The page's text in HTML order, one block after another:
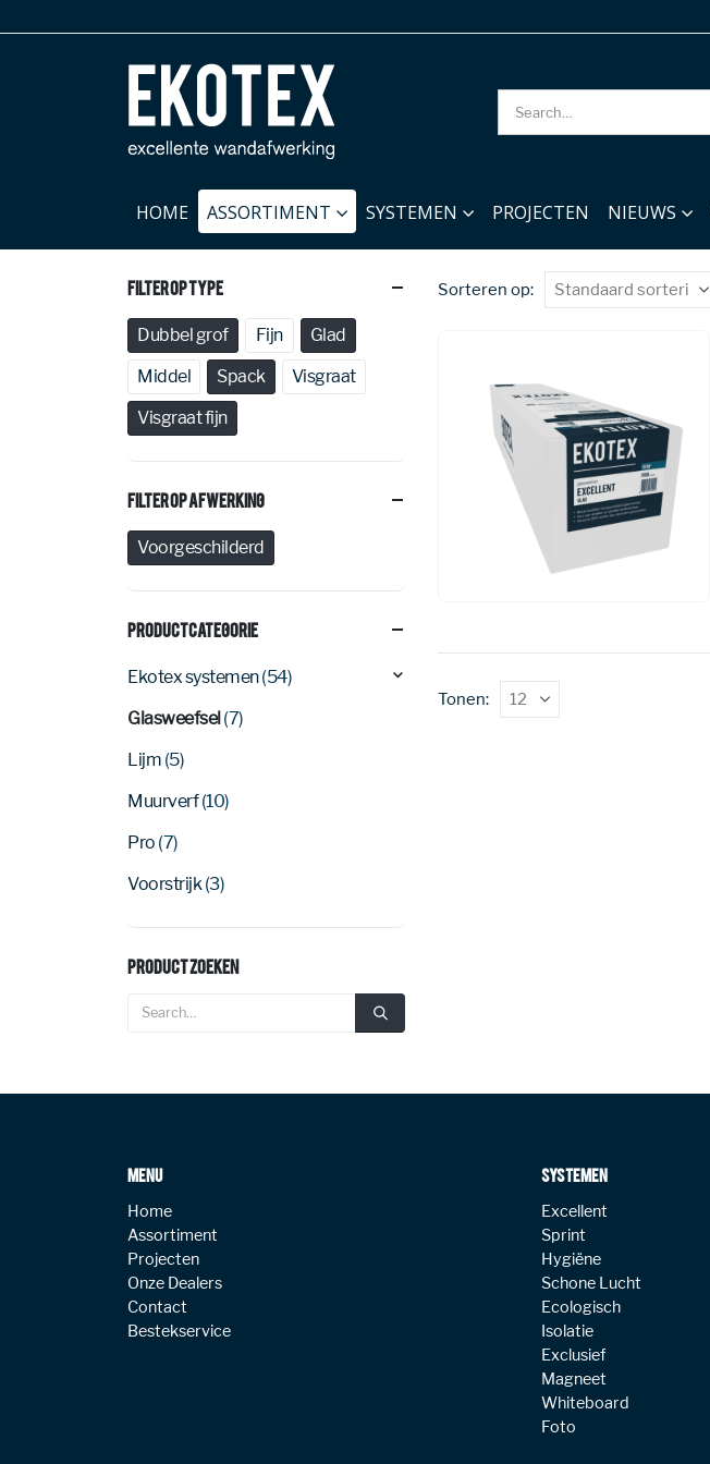
HOME ASSORTIMENT SYSTEMEN PROJECTEN NIEUWS
Sorteren op:
Tonen:
Filter Op Type
Dubbel grof Fijn
Glad
Middel
Spack
Visgraat
Visgraat fijn
Filter Op Afwerking
Voorgeschilderd
Productcategorie
Ekotex systemen(54)
Glasweefsel(7)
Lijm (5)
Muurverf (10)
Pro (7)
Voorstrijk(3)
Product Zoeken
MENU
Home
Assortiment
Projecten
Onze Dealers
Contact
Bestekservice
SYSTEMEN
Excellent
Sprint
Hygiëne
Schone Lucht
Ecologisch
Isolatie
Exclusief
Magneet
Whiteboard
Foto